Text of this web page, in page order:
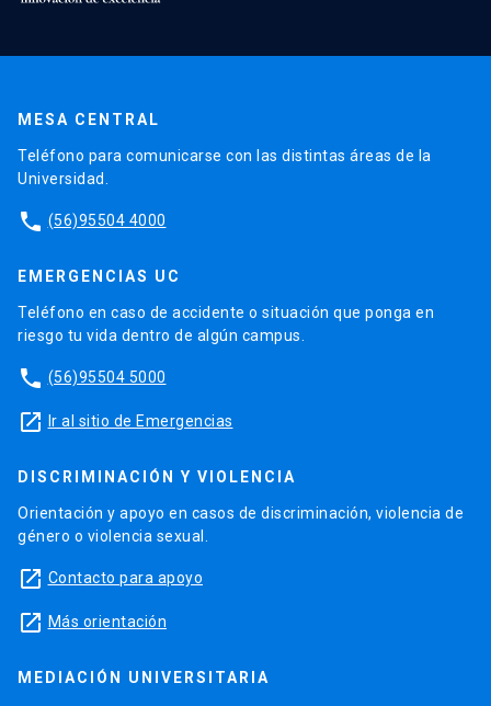
MESA CENTRAL
Teléfono para comunicarse con las distintas áreas de la
Universidad.
phone (56)95504 4000
EMERGENCIAS UC
Teléfono en caso de accidente o situación que ponga en
riesgo tu vida dentro de algún campus.
phone (56)95504 5000
launch Ir al sitio de Emergencias
DISCRIMINACIÓN Y VIOLENCIA
Orientación y apoyo en casos de discriminación, violencia de
género o violencia sexual.
launch Contacto para apoyo
launch Más orientación
MEDIACIÓN UNIVERSITARIA